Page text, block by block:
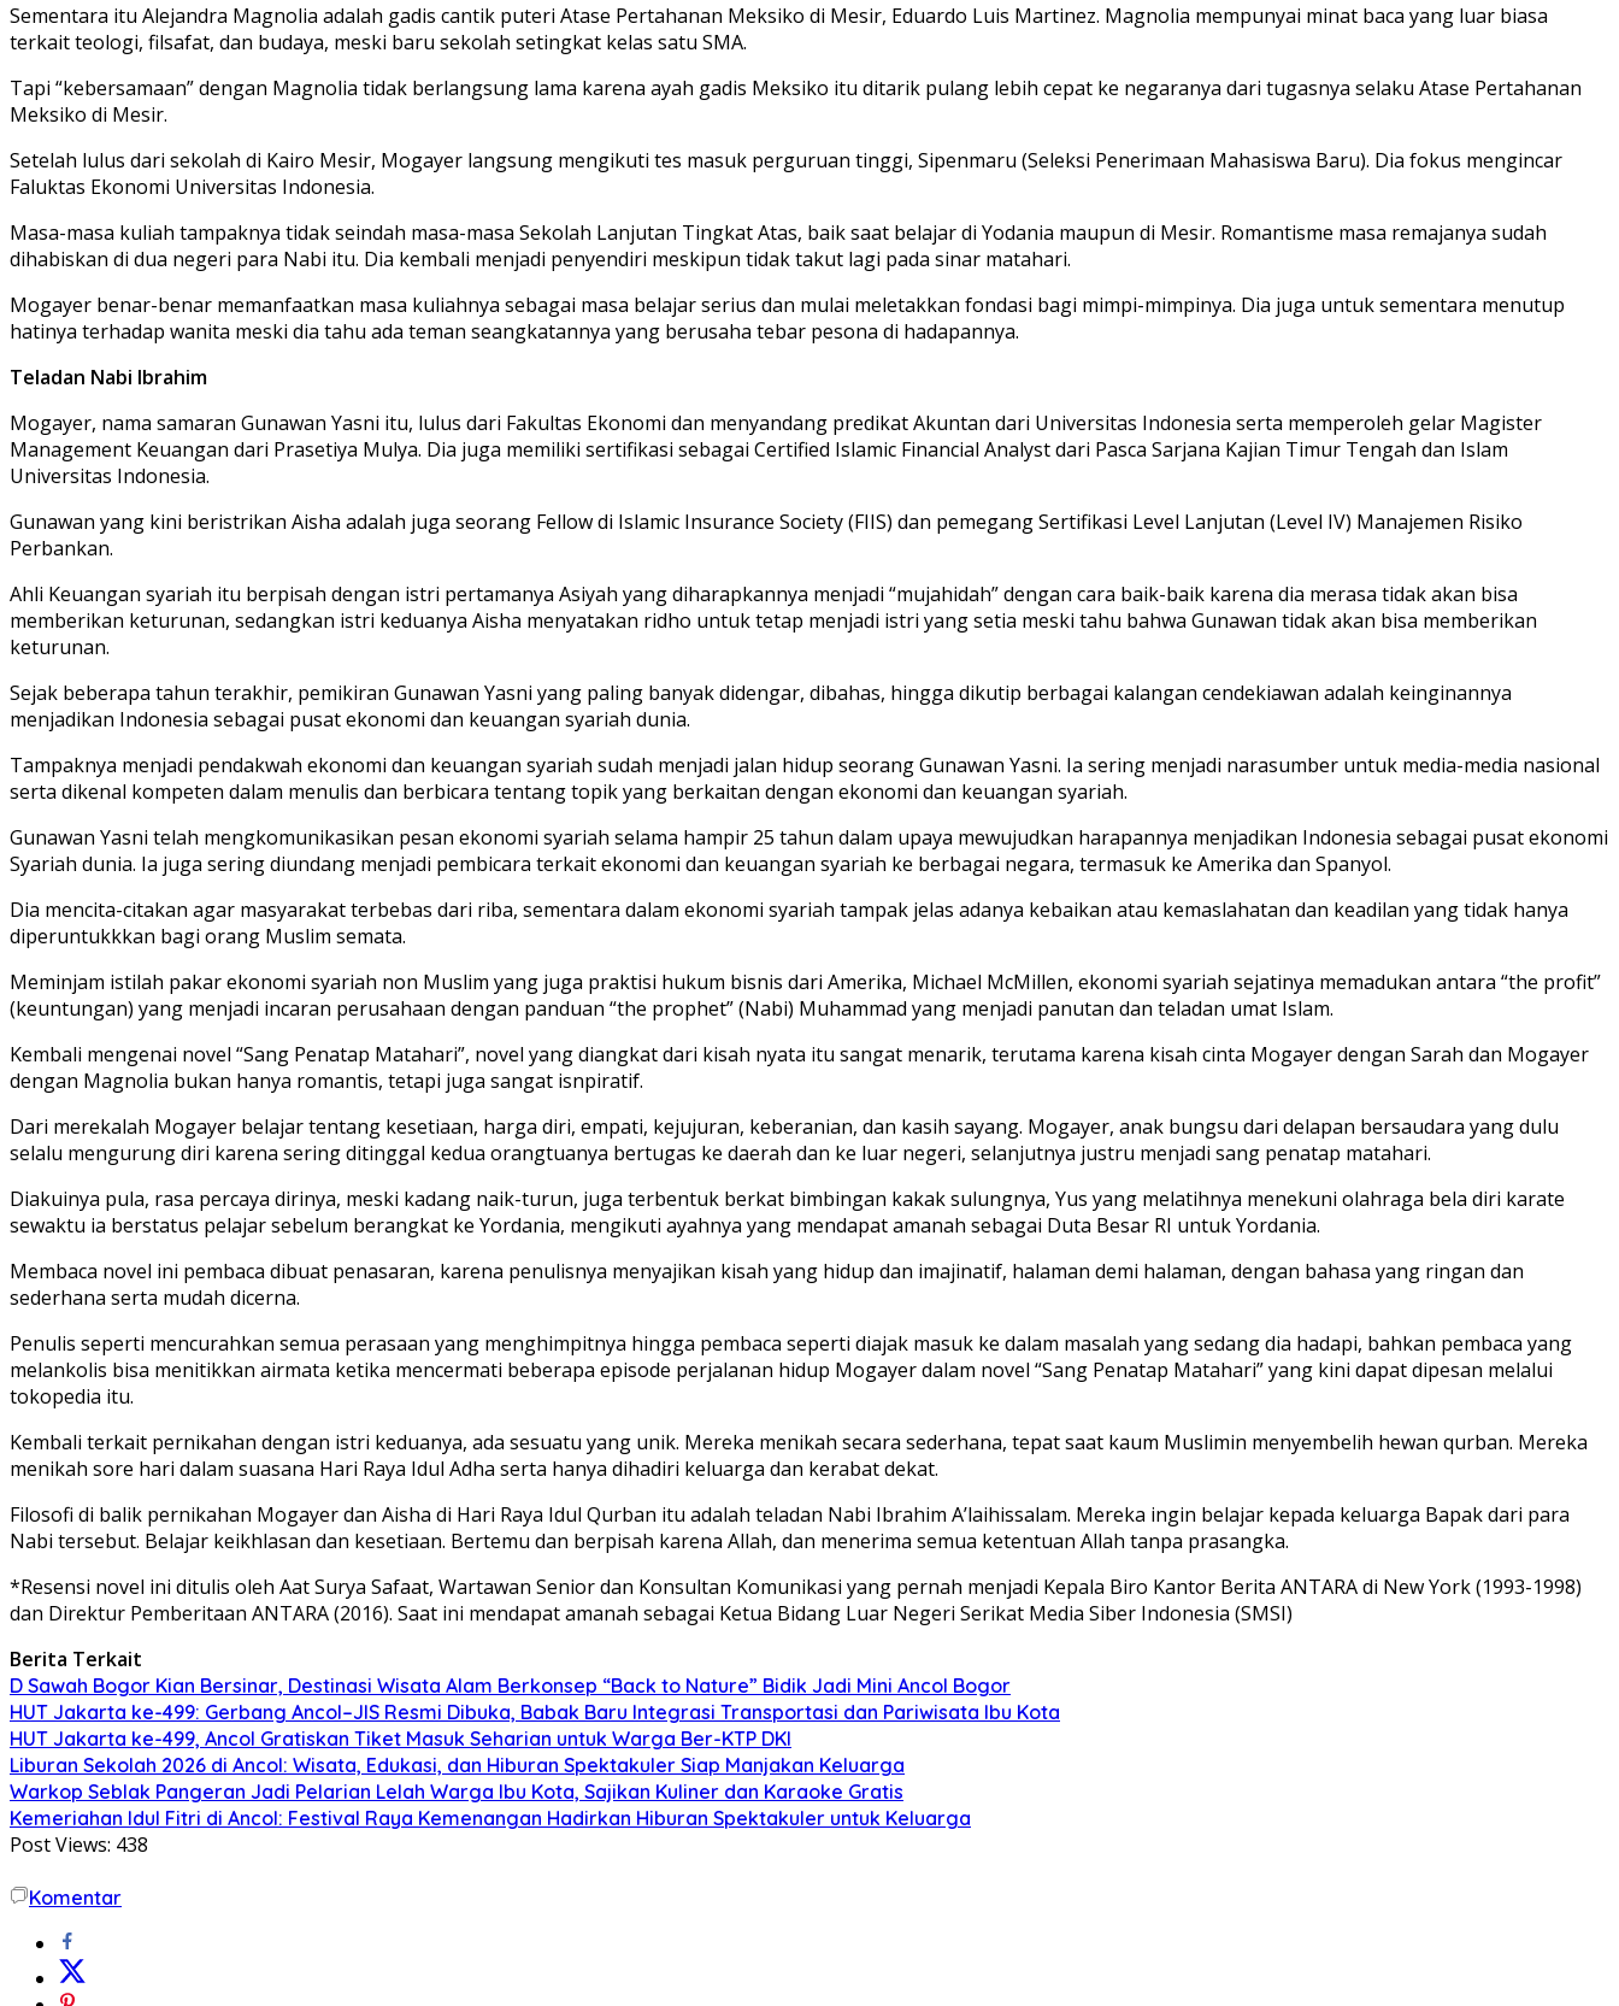
Sementara itu Alejandra Magnolia adalah gadis cantik puteri Atase Pertahanan Meksiko di Mesir, Eduardo Luis Martinez. Magnolia mempunyai minat baca yang luar biasa
terkait teologi, filsafat, dan budaya, meski baru sekolah setingkat kelas satu SMA.
Tapi “kebersamaan” dengan Magnolia tidak berlangsung lama karena ayah gadis Meksiko itu ditarik pulang lebih cepat ke negaranya dari tugasnya selaku Atase Pertahanan
Meksiko di Mesir.
Setelah lulus dari sekolah di Kairo Mesir, Mogayer langsung mengikuti tes masuk perguruan tinggi, Sipenmaru (Seleksi Penerimaan Mahasiswa Baru). Dia fokus mengincar
Faluktas Ekonomi Universitas Indonesia.
Masa-masa kuliah tampaknya tidak seindah masa-masa Sekolah Lanjutan Tingkat Atas, baik saat belajar di Yodania maupun di Mesir. Romantisme masa remajanya sudah
dihabiskan di dua negeri para Nabi itu. Dia kembali menjadi penyendiri meskipun tidak takut lagi pada sinar matahari.
Mogayer benar-benar memanfaatkan masa kuliahnya sebagai masa belajar serius dan mulai meletakkan fondasi bagi mimpi-mimpinya. Dia juga untuk sementara menutup
hatinya terhadap wanita meski dia tahu ada teman seangkatannya yang berusaha tebar pesona di hadapannya.
Teladan Nabi Ibrahim
Mogayer, nama samaran Gunawan Yasni itu, lulus dari Fakultas Ekonomi dan menyandang predikat Akuntan dari Universitas Indonesia serta memperoleh gelar Magister
Management Keuangan dari Prasetiya Mulya. Dia juga memiliki sertifikasi sebagai Certified Islamic Financial Analyst dari Pasca Sarjana Kajian Timur Tengah dan Islam
Universitas Indonesia.
Gunawan yang kini beristrikan Aisha adalah juga seorang Fellow di Islamic Insurance Society (FIIS) dan pemegang Sertifikasi Level Lanjutan (Level IV) Manajemen Risiko
Perbankan.
Ahli Keuangan syariah itu berpisah dengan istri pertamanya Asiyah yang diharapkannya menjadi “mujahidah” dengan cara baik-baik karena dia merasa tidak akan bisa
memberikan keturunan, sedangkan istri keduanya Aisha menyatakan ridho untuk tetap menjadi istri yang setia meski tahu bahwa Gunawan tidak akan bisa memberikan
keturunan.
Sejak beberapa tahun terakhir, pemikiran Gunawan Yasni yang paling banyak didengar, dibahas, hingga dikutip berbagai kalangan cendekiawan adalah keinginannya
menjadikan Indonesia sebagai pusat ekonomi dan keuangan syariah dunia.
Tampaknya menjadi pendakwah ekonomi dan keuangan syariah sudah menjadi jalan hidup seorang Gunawan Yasni. Ia sering menjadi narasumber untuk media-media nasional
serta dikenal kompeten dalam menulis dan berbicara tentang topik yang berkaitan dengan ekonomi dan keuangan syariah.
Gunawan Yasni telah mengkomunikasikan pesan ekonomi syariah selama hampir 25 tahun dalam upaya mewujudkan harapannya menjadikan Indonesia sebagai pusat ekonomi
Syariah dunia. Ia juga sering diundang menjadi pembicara terkait ekonomi dan keuangan syariah ke berbagai negara, termasuk ke Amerika dan Spanyol.
Dia mencita-citakan agar masyarakat terbebas dari riba, sementara dalam ekonomi syariah tampak jelas adanya kebaikan atau kemaslahatan dan keadilan yang tidak hanya
diperuntukkkan bagi orang Muslim semata.
Meminjam istilah pakar ekonomi syariah non Muslim yang juga praktisi hukum bisnis dari Amerika, Michael McMillen, ekonomi syariah sejatinya memadukan antara “the profit”
(keuntungan) yang menjadi incaran perusahaan dengan panduan “the prophet” (Nabi) Muhammad yang menjadi panutan dan teladan umat Islam.
Kembali mengenai novel “Sang Penatap Matahari”, novel yang diangkat dari kisah nyata itu sangat menarik, terutama karena kisah cinta Mogayer dengan Sarah dan Mogayer
dengan Magnolia bukan hanya romantis, tetapi juga sangat isnpiratif.
Dari merekalah Mogayer belajar tentang kesetiaan, harga diri, empati, kejujuran, keberanian, dan kasih sayang. Mogayer, anak bungsu dari delapan bersaudara yang dulu
selalu mengurung diri karena sering ditinggal kedua orangtuanya bertugas ke daerah dan ke luar negeri, selanjutnya justru menjadi sang penatap matahari.
Diakuinya pula, rasa percaya dirinya, meski kadang naik-turun, juga terbentuk berkat bimbingan kakak sulungnya, Yus yang melatihnya menekuni olahraga bela diri karate
sewaktu ia berstatus pelajar sebelum berangkat ke Yordania, mengikuti ayahnya yang mendapat amanah sebagai Duta Besar RI untuk Yordania.
Membaca novel ini pembaca dibuat penasaran, karena penulisnya menyajikan kisah yang hidup dan imajinatif, halaman demi halaman, dengan bahasa yang ringan dan
sederhana serta mudah dicerna.
Penulis seperti mencurahkan semua perasaan yang menghimpitnya hingga pembaca seperti diajak masuk ke dalam masalah yang sedang dia hadapi, bahkan pembaca yang
melankolis bisa menitikkan airmata ketika mencermati beberapa episode perjalanan hidup Mogayer dalam novel “Sang Penatap Matahari” yang kini dapat dipesan melalui
tokopedia itu.
Kembali terkait pernikahan dengan istri keduanya, ada sesuatu yang unik. Mereka menikah secara sederhana, tepat saat kaum Muslimin menyembelih hewan qurban. Mereka
menikah sore hari dalam suasana Hari Raya Idul Adha serta hanya dihadiri keluarga dan kerabat dekat.
Filosofi di balik pernikahan Mogayer dan Aisha di Hari Raya Idul Qurban itu adalah teladan Nabi Ibrahim A’laihissalam. Mereka ingin belajar kepada keluarga Bapak dari para
Nabi tersebut. Belajar keikhlasan dan kesetiaan. Bertemu dan berpisah karena Allah, dan menerima semua ketentuan Allah tanpa prasangka.
*Resensi novel ini ditulis oleh Aat Surya Safaat, Wartawan Senior dan Konsultan Komunikasi yang pernah menjadi Kepala Biro Kantor Berita ANTARA di New York (1993-1998)
dan Direktur Pemberitaan ANTARA (2016). Saat ini mendapat amanah sebagai Ketua Bidang Luar Negeri Serikat Media Siber Indonesia (SMSI)
Berita Terkait
D Sawah Bogor Kian Bersinar, Destinasi Wisata Alam Berkonsep “Back to Nature” Bidik Jadi Mini Ancol Bogor
HUT Jakarta ke-499: Gerbang Ancol–JIS Resmi Dibuka, Babak Baru Integrasi Transportasi dan Pariwisata Ibu Kota
HUT Jakarta ke-499, Ancol Gratiskan Tiket Masuk Seharian untuk Warga Ber-KTP DKI
Liburan Sekolah 2026 di Ancol: Wisata, Edukasi, dan Hiburan Spektakuler Siap Manjakan Keluarga
Warkop Seblak Pangeran Jadi Pelarian Lelah Warga Ibu Kota, Sajikan Kuliner dan Karaoke Gratis
Kemeriahan Idul Fitri di Ancol: Festival Raya Kemenangan Hadirkan Hiburan Spektakuler untuk Keluarga
Post Views: 438
Komentar